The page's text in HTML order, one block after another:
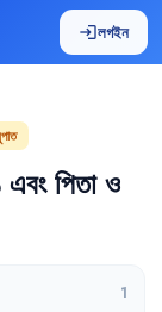
loginলগইন
এবং পিতা ও
1